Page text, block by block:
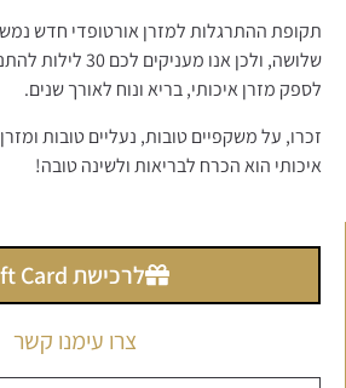
תקופת ההתרגלות למזרן אורטופדי חדש
שלושה, ולכן אנו
לספק מזרן איכותי, בריא ונוח לאורך שנים.
זכרו, על משקפיים טובות, נעליים טובות
איכותי הוא הכרח לבריאות ולשינה טובה!
לרכישת Gift Card
צרו עימנו קשר